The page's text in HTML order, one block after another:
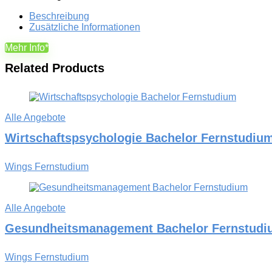
Beschreibung
Zusätzliche Informationen
Mehr Info*
Related Products
Alle Angebote
Wirtschaftspsychologie Bachelor
Wings Fernstudium
Alle Angebote
Gesundheitsmanagement Bachelor
Wings Fernstudium